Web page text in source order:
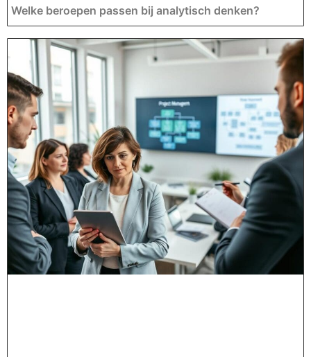
Welke beroepen passen bij analytisch denken?